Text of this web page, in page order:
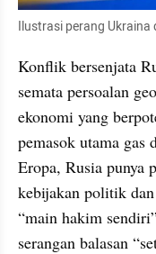
Ilustrasi perang Ukraina
Konflik bersenjata
semata persoalan
ekonomi yang
pemasok utama
Eropa, Rusia punya
kebijakan politik
“main hakim
serangan balasan